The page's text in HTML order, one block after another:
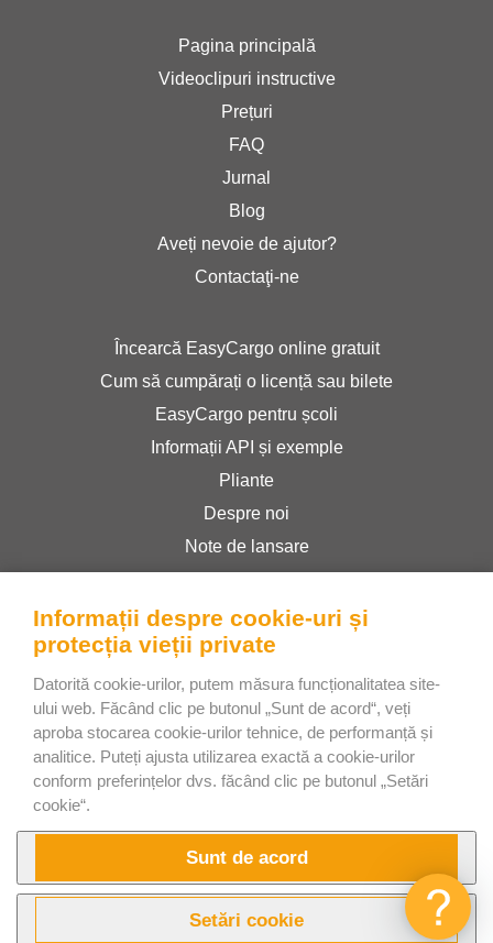
Pagina principală
Videoclipuri instructive
Prețuri
FAQ
Jurnal
Blog
Aveți nevoie de ajutor?
Contactaţi-ne
Încearcă EasyCargo online gratuit
Cum să cumpărați o licență sau bilete
EasyCargo pentru școli
Informații API și exemple
Pliante
Despre noi
Note de lansare
Termeni și condiții
Politica de confidențialitate
Bee Interactive s.r.o.
U Pekarky 484/1a
180 00 Prague 8 – Liben
Discutați cu noi pe WhatsApp
Informații despre cookie-uri și
protecția vieții private
Datorită cookie-urilor, putem măsura funcționalitatea site-
ului web. Făcând clic pe butonul „Sunt de acord“, veți
aproba stocarea cookie-urilor tehnice, de performanță și
analitice. Puteți ajusta utilizarea exactă a cookie-urilor
conform preferințelor dvs. făcând clic pe butonul „Setări
cookie“.
Sunt de acord
Setări cookie